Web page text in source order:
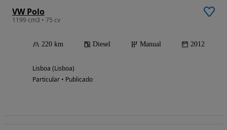
VW Polo
1199 cm3 • 75 cv
220 km Diesel Manual 2012
Lisboa (Lisboa)
Particular • Publicado